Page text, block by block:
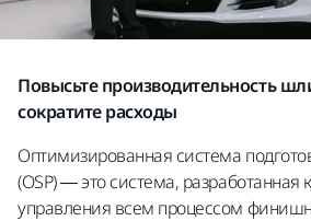
Повысьте производительность
сократите расходы
Оптимизированная система
(OSP) — это система,
управления всем процессом